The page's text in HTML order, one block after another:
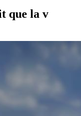
que la v